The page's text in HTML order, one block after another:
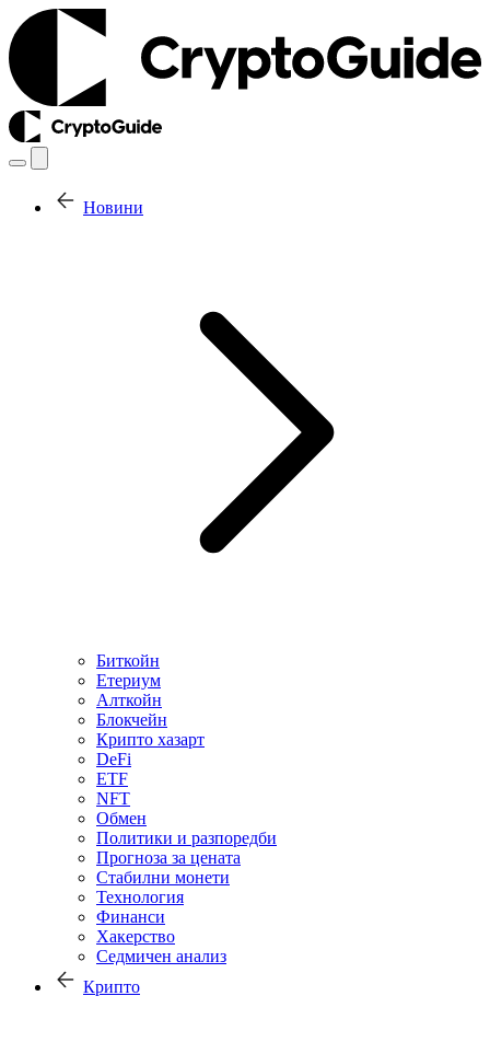
Новини
Биткойн
Етериум
Алткойн
Блокчейн
Крипто хазарт
DeFi
ETF
NFT
Обмен
Политики и разпоредби
Прогноза за цената
Стабилни монети
Технология
Финанси
Хакерство
Седмичен анализ
Крипто